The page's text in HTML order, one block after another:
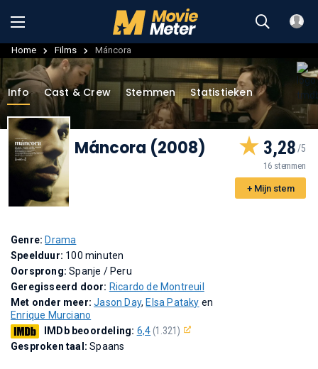
Home Films Máncora
Info Cast & Crew Stemmen Statistieken
Máncora (2008) 3,28
16 stemmen
+ Mijn stem
Genre: Drama
Speelduur: 100 minuten
Oorsprong:Spanje / Peru
Geregisseerd door: Ricardo de Montreuil
Met onder meer:Jason Day, Elsa Pataky en
Enrique Murciano
IMDb beoordeling: 6,4(1.321)
Gesproken taal:Spaans